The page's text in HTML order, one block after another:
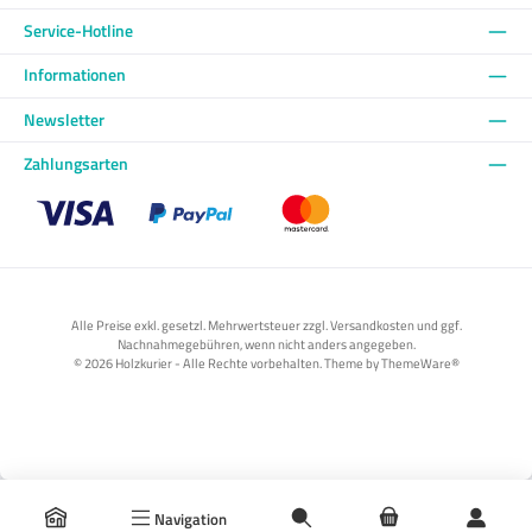
Navigation
Service-Hotline
Informationen
Newsletter
Zahlungsarten
Alle Preise exkl. gesetzl. Mehrwertsteuer zzgl. Versandkosten und ggf.
Nachnahmegebühren, wenn nicht anders angegeben.
© 2026 Holzkurier - Alle Rechte vorbehalten. Theme byThemeWare®